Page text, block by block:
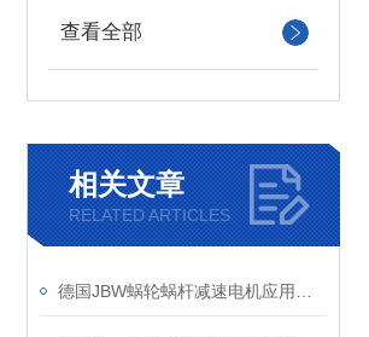
查看全部
相关文章
RELATED ARTICLES